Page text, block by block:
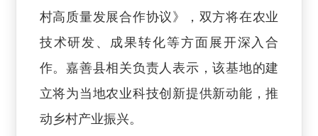
村高质量发展合作协议》，双方将在农业
技术研发、成果转化等方面展开深入合
作。嘉善县相关负责人表示，该基地的建
立将为当地农业科技创新提供新动能，推
动乡村产业振兴。